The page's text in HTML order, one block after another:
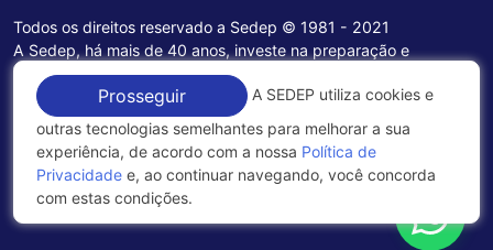
Todos os direitos reservado a Sedep © 1981 - 2021
A Sedep, há mais de 40 anos, investe na preparação e
treinamento de funcionários e na aquisição de tecnologia de
ponta para a ampliação de seu portfólio de serviços voltados
para a área jurídica, que contemplam informações seguras e
excelentes soluções empresariais.
Política de Privacidade
Prosseguir
A SEDEP utiliza cookies e
outras tecnologias semelhantes para melhorar a sua
experiência, de acordo com a nossa Política de
Privacidade e, ao continuar navegando, você concorda
com estas condições.